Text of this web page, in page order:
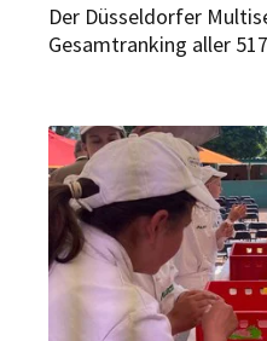
Der Düsseldorfer
Gesamtranking aller
Unternehmen Rang